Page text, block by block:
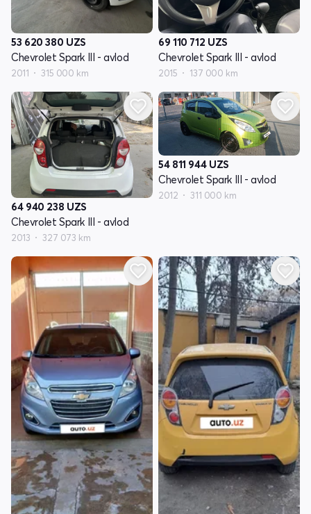
53 620 380 UZS
Chevrolet Spark III - avlod
2011 315 000 km
69 110 712 UZS
Chevrolet Spark III - avlod
2015 137 000 km
64 940 238 UZS
Chevrolet Spark III - avlod
2013 327 073 km
54 811 944 UZS
Chevrolet Spark III - avlod
2012 311 000 km